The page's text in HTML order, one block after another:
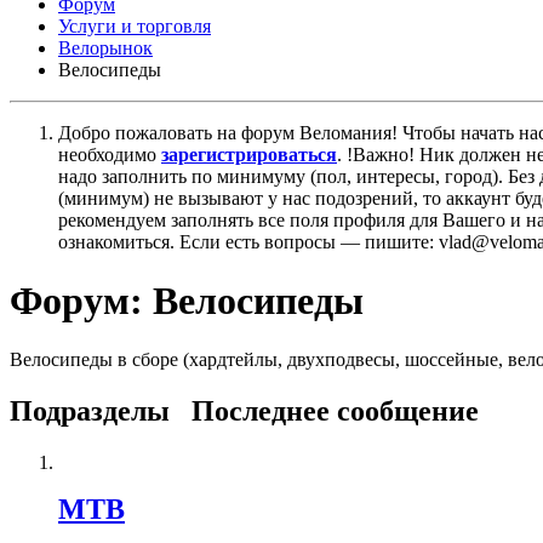
Услуги и торговля
Велорынок
Велосипеды
Добро пожаловать на форум Веломания! Чтобы начать
необходимо зарегистрироваться. !Важно! Ник должен
надо заполнить по минимуму (пол, интересы, город).
(минимум) не вызывают у нас подозрений, то аккаунт
рекомендуем заполнять все поля профиля для Вашего и
ознакомиться. Если есть вопросы — пишите:
Форум: Велосипеды
Велосипеды в сборе (хардтейлы, двухподвесы, шоссейные,
Подразделы Последнее сообщение
MTB